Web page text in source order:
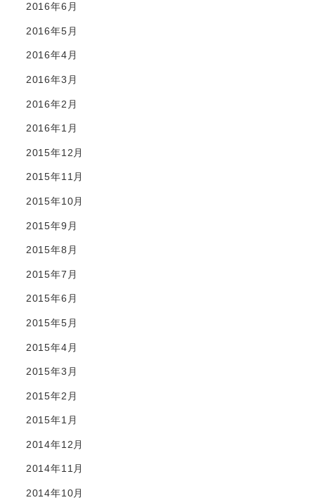
2016年6月
2016年5月
2016年4月
2016年3月
2016年2月
2016年1月
2015年12月
2015年11月
2015年10月
2015年9月
2015年8月
2015年7月
2015年6月
2015年5月
2015年4月
2015年3月
2015年2月
2015年1月
2014年12月
2014年11月
2014年10月